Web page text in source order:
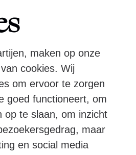
maken op onze
cookies. Wij
om ervoor te zorgen
goed functioneert, om
op te slaan, om inzicht
maar
en social media
Contact
Volg ons: